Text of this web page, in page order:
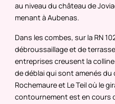
au niveau du château de
menant à Aubenas.
Dans les combes, sur la RN
débroussaillage et de
entreprises creusent la
de déblai qui sont amenés du
Rochemaure et Le Teil où le
contournement est en cours